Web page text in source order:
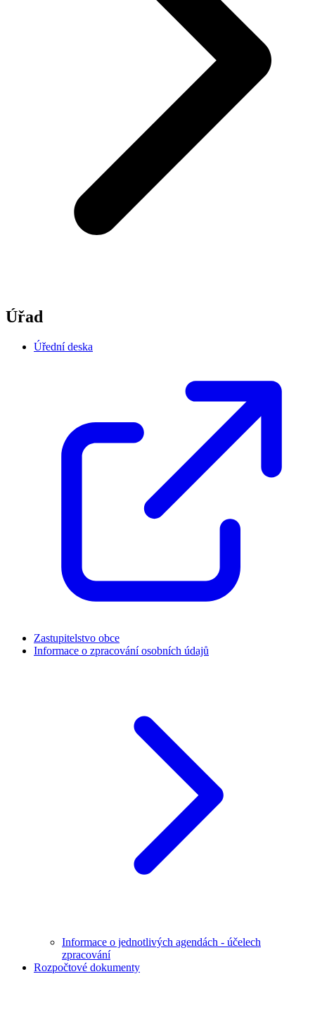
Úřad
Úřední deska
Zastupitelstvo obce
Informace o zpracování osobních údajů
Informace o jednotlivých agendách - účelech
zpracování
Rozpočtové dokumenty